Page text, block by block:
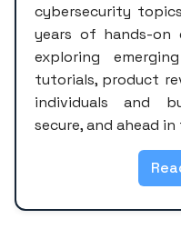
cybersecurity
years of hands-on
exploring
tutorials, product
individuals and
secure, and ahead